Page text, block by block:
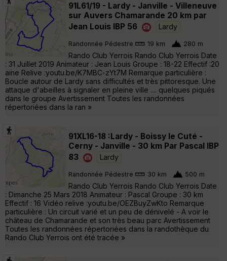
91L61/19 - Lardy - Janville - Villeneuve
sur Auvers Chamarande 20 km par
Jean Louis IBP 56
Lardy
Randonnée Pédestre 19 km 280 m
Rando Club Yerrois Rando Club Yerrois Date
: 31 Juillet 2019 Animateur : Jean Louis Groupe : 18-22 Effectif :20
aine Relive :youtu.be/K7MBC-zYt7M Remarque particulière :
Boucle autour de Lardy sans difficultés et très pittoresque. Une
attaque d'abeilles à signaler en pleine ville .... quelques piqués
dans le groupe Avertissement Toutes les randonnées
répertoriées dans la ran »
91XL16-18 :Lardy - Boissy le Cuté -
Cerny - Janville - 30 km Par Pascal IBP
83
Lardy
Randonnée Pédestre 30 km 500 m
Rando Club Yerrois Rando Club Yerrois Date
: Dimanche 25 Mars 2018 Animateur : Pascal Groupe : 30 km
Effectif : 16 Vidéo relive :youtu.be/OEZBuyZwKto Remarque
particulière : Un circuit varié et un peu de dénivelé - A voir le
château de Chamarande et son très beau parc Avertissement
Toutes les randonnées répertoriées dans la randothèque du
Rando Club Yerrois ont été tracée »